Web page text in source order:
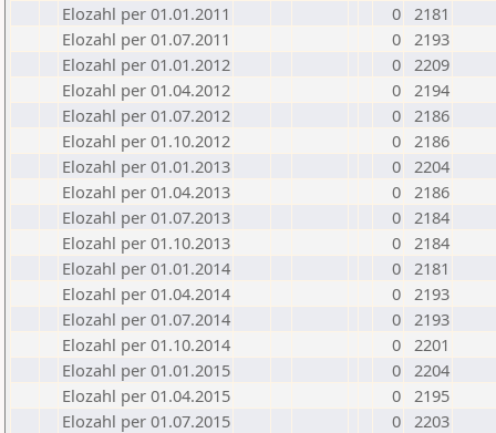
Elozahl per 01.01.2011
0 2181
Elozahl per 01.07.2011
0 2193
Elozahl per 01.01.2012
0 2209
Elozahl per 01.04.2012
0 2194
Elozahl per 01.07.2012
0 2186
Elozahl per 01.10.2012
0 2186
Elozahl per 01.01.2013
0 2204
Elozahl per 01.04.2013
0 2186
Elozahl per 01.07.2013
0 2184
Elozahl per 01.10.2013
0 2184
Elozahl per 01.01.2014
0 2181
Elozahl per 01.04.2014
0 2193
Elozahl per 01.07.2014
0 2193
Elozahl per 01.10.2014
0 2201
Elozahl per 01.01.2015
0 2204
Elozahl per 01.04.2015
0 2195
Elozahl per 01.07.2015
0 2203